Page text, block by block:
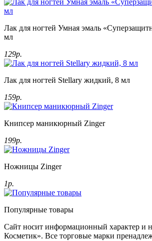
Лак для ногтей Умная эмаль
мл
129р.
Лак для ногтей Stellary жидкий, 8 мл
159р.
Книпсер маникюрный Zinger
199р.
Ножницы Zinger
1р.
Популярные товары
Сайт носит информационный характер и
Косметик». Все торговые марки